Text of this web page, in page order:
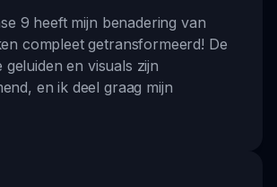
9 heeft mijn benadering van
compleet getransformeerd! De
en visuals zijn
en ik deel graag mijn